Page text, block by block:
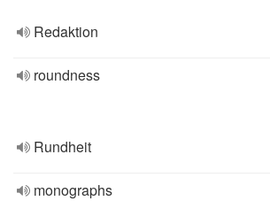
Redaktion
roundness
Rundheit
monographs